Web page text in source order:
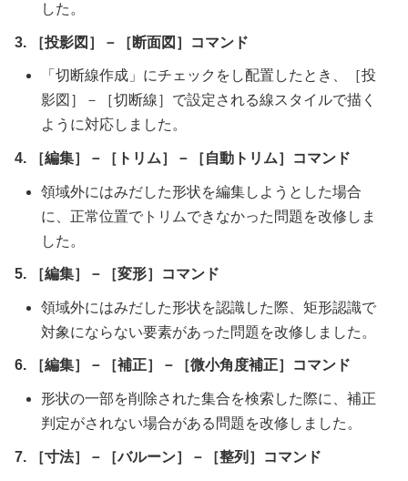
した。
3. ［投影図］－［断面図］コマンド
「切断線作成」にチェックをし配置したとき、［投
影図］－［切断線］で設定される線スタイルで描く
ように対応しました。
4. ［編集］－［トリム］－［自動トリム］コマンド
領域外にはみだした形状を編集しようとした場合
に、正常位置でトリムできなかった問題を改修しま
した。
5. ［編集］－［変形］コマンド
領域外にはみだした形状を認識した際、矩形認識で
対象にならない要素があった問題を改修しました。
6. ［編集］－［補正］－［微小角度補正］コマンド
形状の一部を削除された集合を検索した際に、補正
判定がされない場合がある問題を改修しました。
7. ［寸法］－［バルーン］－［整列］コマンド